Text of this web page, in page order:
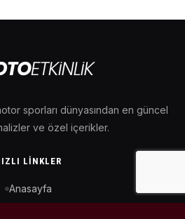
sporları dünyasından en güncel
ve özel içerikler.
LINKLER
Anasayfa